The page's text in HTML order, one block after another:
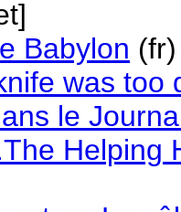
Babylon (fr)
was too
le
Helping